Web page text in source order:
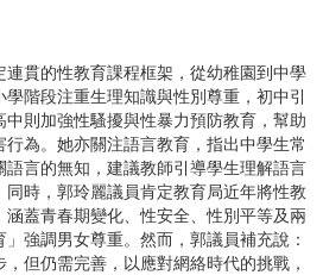
貫的性教育課程框架，從幼稚園到中學
階段注重生理知識與性別尊重，初中引
中則加強性騷擾與性暴力預防教育，幫助
為。她亦關注語言教育，指出中學生常
語言的無知，建議教師引導學生理解語言
時，郭玲麗議員肯定教育局近年將性教
蓋青春期變化、性安全、性別平等及兩
強調男女尊重。然而，郭議員補充說：
，但仍需完善，以應對網絡時代的挑戰，